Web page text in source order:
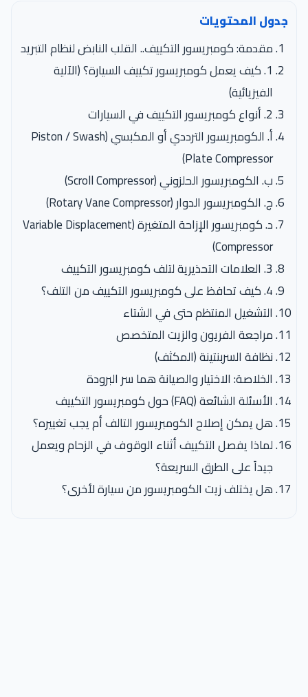
جدول المحتويات
مقدمة: كومبريسور التكييف.. القلب النابض لنظام التبريد
1. كيف يعمل كومبريسور تكييف السيارة؟ (الآلية
الفيزيائية)
2. أنواع كومبريسور التكييف في السيارات
أ. الكومبريسور الترددي أو المكبسي (Piston / Swash
Plate Compressor)
ب. الكومبريسور الحلزوني (Scroll Compressor)
ج. الكومبريسور الدوار (Rotary Vane Compressor)
د. كومبريسور الإزاحة المتغيرة (Variable Displacement
Compressor)
3. العلامات التحذيرية لتلف كومبريسور التكييف
4. كيف تحافظ على كومبريسور التكييف من التلف؟
التشغيل المنتظم حتى في الشتاء
مراجعة الفريون والزيت المتخصص
نظافة السربنتينة (المكثف)
الخلاصة: الاختيار والصيانة هما سر البرودة
الأسئلة الشائعة (FAQ) حول كومبريسور التكييف
هل يمكن إصلاح الكومبريسور التالف أم يجب تغييره؟
لماذا يفصل التكييف أثناء الوقوف في الزحام ويعمل
جيداً على الطرق السريعة؟
هل يختلف زيت الكومبريسور من سيارة لأخرى؟